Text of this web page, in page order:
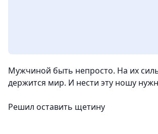
Мужчиной быть непросто. На их
держится мир. И нести эту ношу
Решил оставить щетину